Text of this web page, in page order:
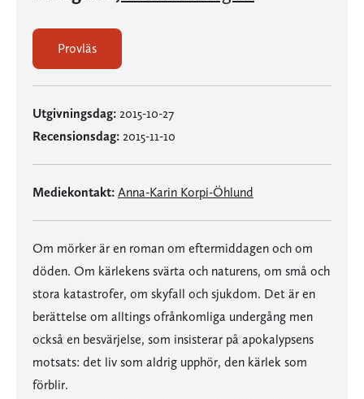
Provläs
Utgivningsdag: 2015-10-27
Recensionsdag: 2015-11-10
Mediekontakt: Anna-Karin Korpi-Öhlund
Om mörker är en roman om eftermiddagen och om
döden. Om kärlekens svärta och naturens, om små och
stora katastrofer, om skyfall och sjukdom. Det är en
berättelse om alltings ofrånkomliga undergång men
också en besvärjelse, som insisterar på apokalypsens
motsats: det liv som aldrig upphör, den kärlek som
förblir.